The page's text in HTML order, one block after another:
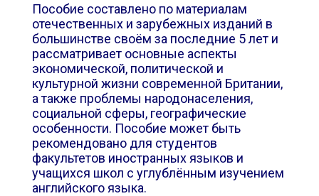
Пособие составлено по материалам
отечественных и зарубежных изданий в
большинстве своём за последние 5 лет и
рассматривает основные аспекты
экономической, политической и
культурной жизни современной Британии,
а также проблемы народонаселения,
социальной сферы, географические
особенности. Пособие может быть
рекомендовано для студентов
факультетов иностранных языков и
учащихся школ с углублённым изучением
английского языка.